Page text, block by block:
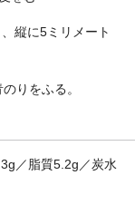
縦に5ミリメート
りをふる。
／脂質5.2g／炭水